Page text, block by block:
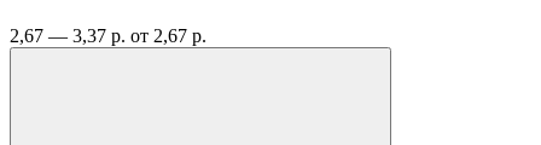
2,67 — 3,37 р. от 2,67 р.